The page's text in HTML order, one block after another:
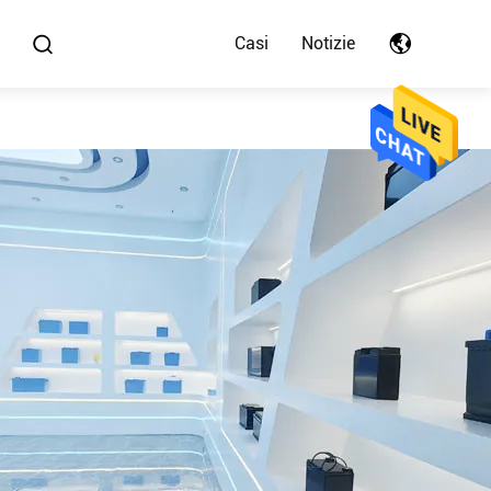
Casi Notizie